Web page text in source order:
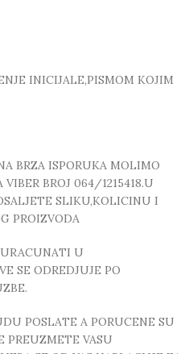
INICIJALE,PISMOM KOJIM
BRZA ISPORUKA MOLIMO
BROJ 064/1215418.U
SLIKU,KOLICINU I
PROIZVODA
U
SE ODREDJUJE PO
POSLATE A PORUCENE SU
PREUZMETE VASU